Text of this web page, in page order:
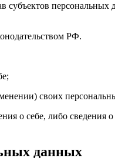
персональных
РФ.
своих
о себе, либо сведения
данных